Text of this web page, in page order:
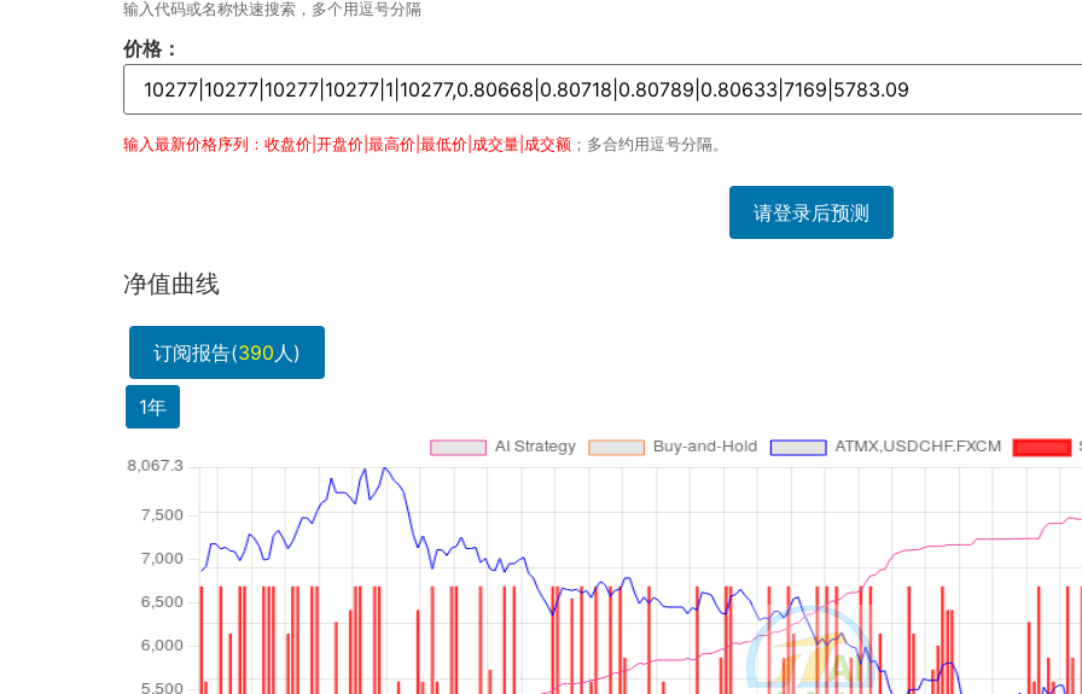
输入代码或名称快速搜索，多个用逗号分隔
价格：
输入最新价格序列：收盘价|开盘价|最高价|最低价|成交量|成交额 ；多合约用逗号分隔。
请登录后预测
净值曲线
订阅报告(390人)
1年